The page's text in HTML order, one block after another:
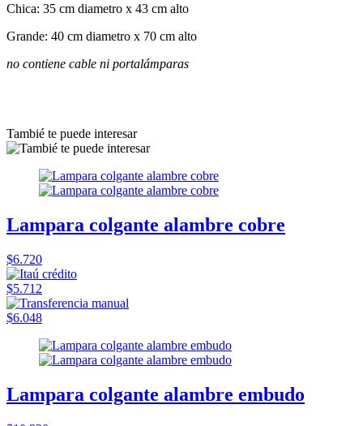
Chica: 35 cm diametro x 43 cm alto
Grande: 40 cm diametro x 70 cm alto
no contiene cable ni portalámparas
Tambié te puede interesar
Lampara colgante alambre cobre
$6.720
$5.712
$6.048
Lampara colgante alambre embudo